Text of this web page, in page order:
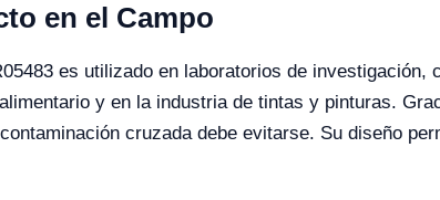
en el Campo
es utilizado en laboratorios de
y en la industria de tintas y pinturas.
cruzada debe evitarse. Su diseño